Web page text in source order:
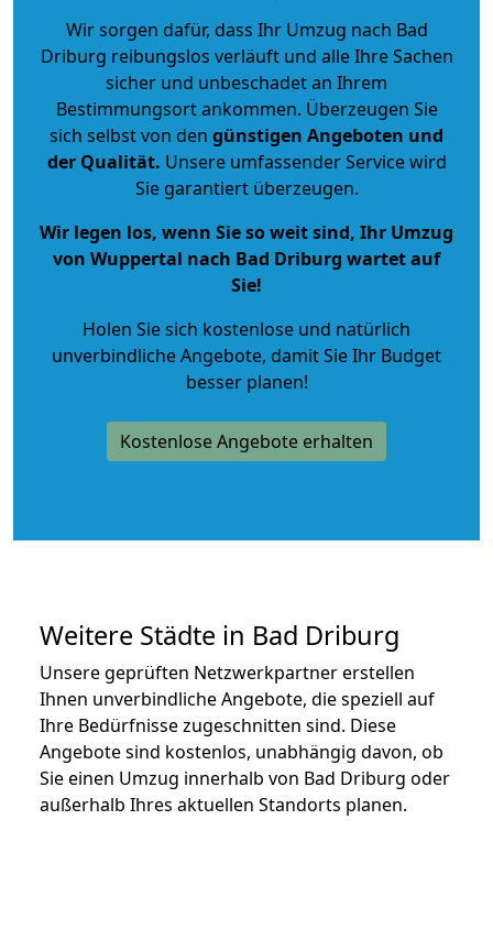
Wir sorgen dafür, dass Ihr Umzug nach Bad
Driburg reibungslos verläuft und alle Ihre Sachen
sicher und unbeschadet an Ihrem
Bestimmungsort ankommen. Überzeugen Sie
sich selbst von den günstigen Angeboten und
der Qualität. Unsere umfassender Service wird
Sie garantiert überzeugen.
Wir legen los, wenn Sie so weit sind, Ihr Umzug
von Wuppertal nach Bad Driburg wartet auf
Sie!
Holen Sie sich kostenlose und natürlich
unverbindliche Angebote, damit Sie Ihr Budget
besser planen!
Kostenlose Angebote erhalten
Weitere Städte in Bad Driburg
Unsere geprüften Netzwerkpartner erstellen
Ihnen unverbindliche Angebote, die speziell auf
Ihre Bedürfnisse zugeschnitten sind. Diese
Angebote sind kostenlos, unabhängig davon, ob
Sie einen Umzug innerhalb von Bad Driburg oder
außerhalb Ihres aktuellen Standorts planen.